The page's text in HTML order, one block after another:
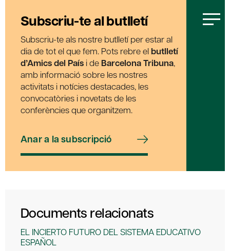
Subscriu-te al butlletí
Subscriu-te als nostre butlletí per estar al
dia de tot el que fem. Pots rebre el butlletí
d’Amics del País i de Barcelona Tribuna,
amb informació sobre les nostres
activitats i notícies destacades, les
convocatòries i novetats de les
conferències que organitzem.
Anar a la subscripció
Documents relacionats
EL INCIERTO FUTURO DEL SISTEMA EDUCATIVO
ESPAÑOL